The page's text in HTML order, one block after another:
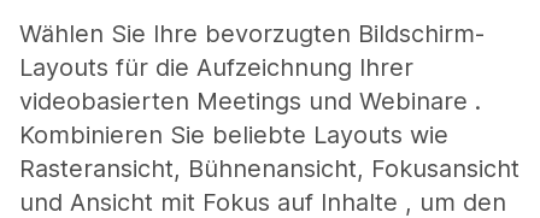
Wählen Sie Ihre bevorzugten Bildschirm-
Layouts für die Aufzeichnung Ihrer
videobasierten Meetings und Webinare .
Kombinieren Sie beliebte Layouts wie
Rasteransicht, Bühnenansicht, Fokusansicht
und Ansicht mit Fokus auf Inhalte , um den